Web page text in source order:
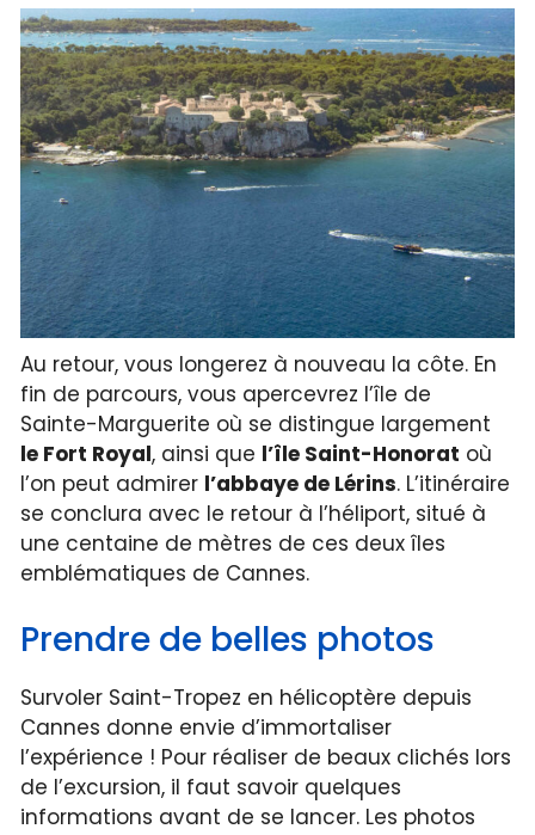
Au retour, vous longerez à nouveau la côte. En
fin de parcours, vous apercevrez l’île de
Sainte-Marguerite où se distingue largement
le Fort Royal, ainsi que l’île Saint-Honorat où
l’on peut admirer l’abbaye de Lérins. L’itinéraire
se conclura avec le retour à l’héliport, situé à
une centaine de mètres de ces deux îles
emblématiques de Cannes.
Prendre de belles photos
Survoler Saint-Tropez en hélicoptère depuis
Cannes donne envie d’immortaliser
l’expérience ! Pour réaliser de beaux clichés lors
de l’excursion, il faut savoir quelques
informations avant de se lancer. Les photos